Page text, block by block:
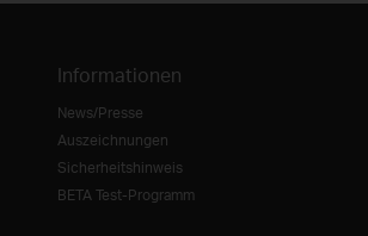
Informationen
News/Presse
Auszeichnungen
Sicherheitshinweis
BETA Test-Programm